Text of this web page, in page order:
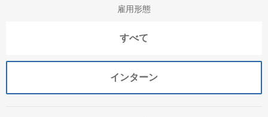
雇用形態
すべて
インターン